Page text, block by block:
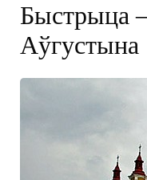
Быстрыца
Аўгустына